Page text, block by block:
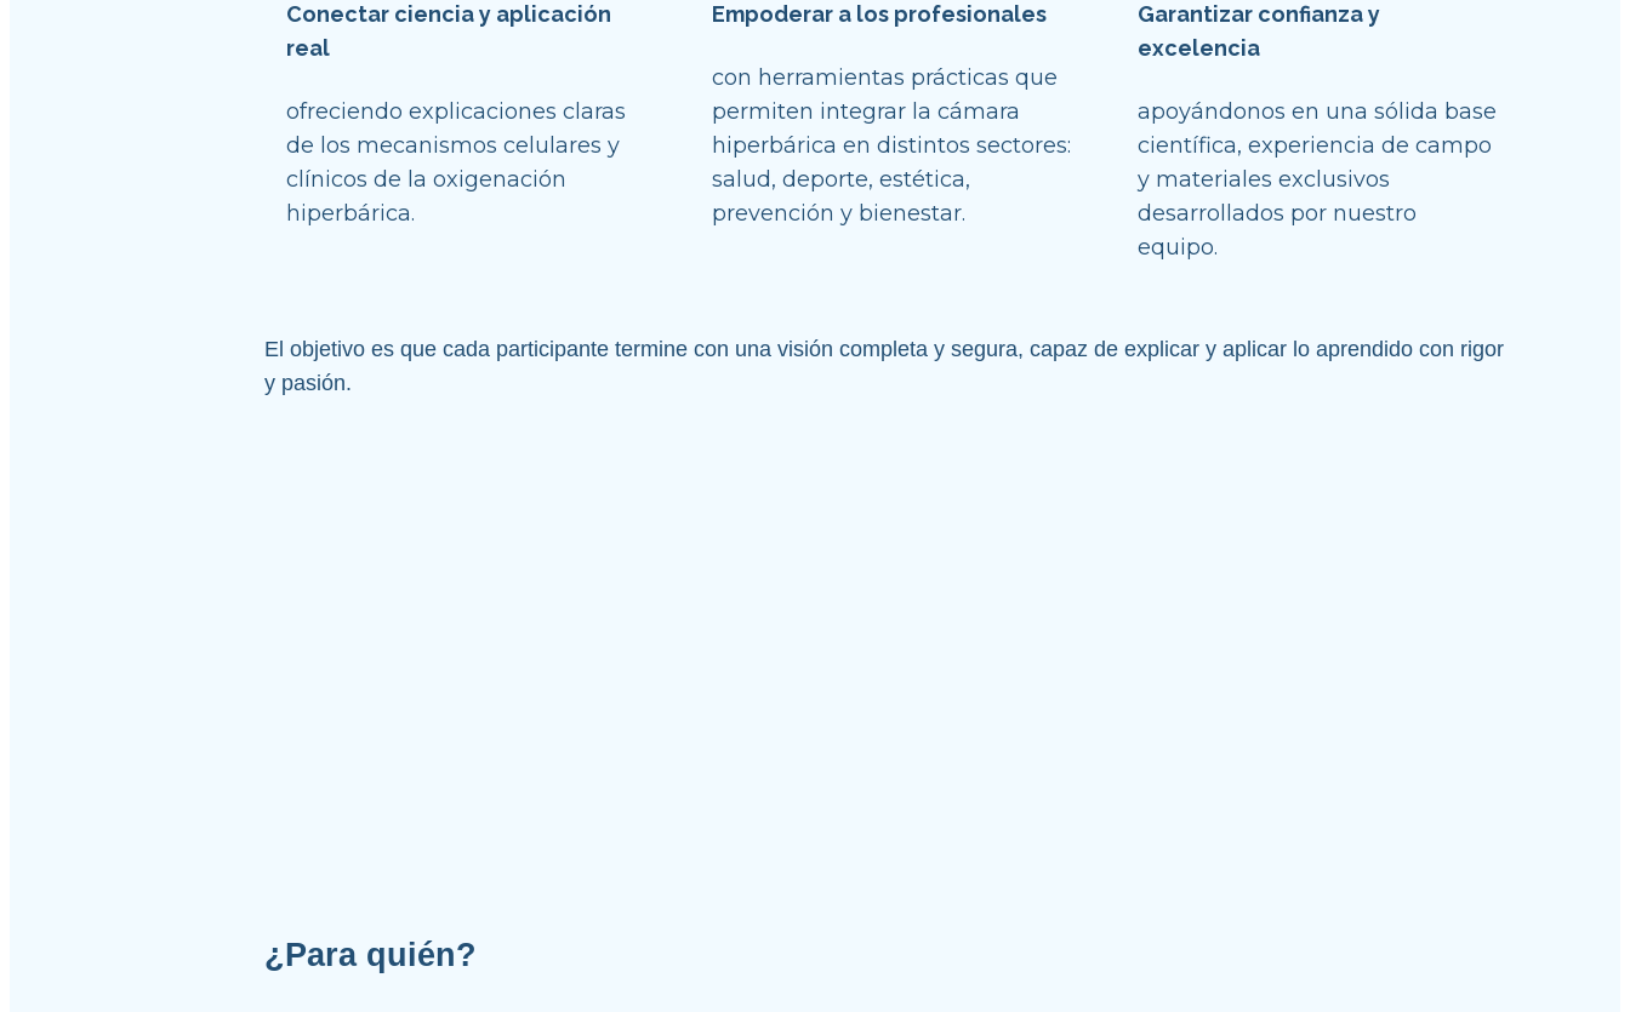
Conectar ciencia y aplicación
real
ofreciendo explicaciones claras
de los mecanismos celulares y
clínicos de la oxigenación
hiperbárica.
Empoderar a los profesionales
con herramientas prácticas que
permiten integrar la cámara
hiperbárica en distintos sectores:
salud, deporte, estética,
prevención y bienestar.
Garantizar confianza y
excelencia
apoyándonos en una sólida base
científica, experiencia de campo
y materiales exclusivos
desarrollados por nuestro
equipo.
El objetivo es que cada participante termine con una visión completa y segura, capaz de explicar y aplicar lo aprendido con rigor
y pasión.
¿Para quién?